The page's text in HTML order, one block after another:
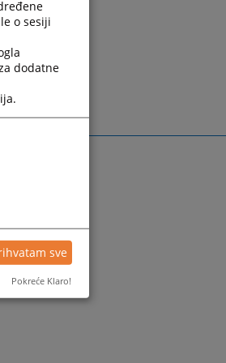
o sesiji
dodatne
sve
Pokreće Klaro!